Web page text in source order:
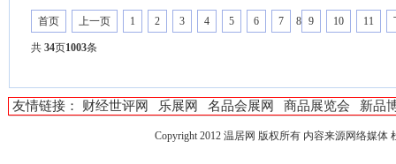
首页 上一页 1 2 3 4 5 6 7 8 9 10 11
共 34页1003条
友情链接： 财经世评网 乐展网 名品会展网 商品展览会 新品
Copyright 2012 温居网 版权所有 内容来源网络媒体